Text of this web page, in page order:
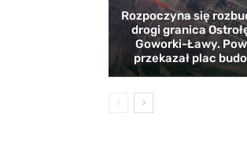
Rozpoczyna się
drogi granica
Goworki-Ławy.
przekazał plac